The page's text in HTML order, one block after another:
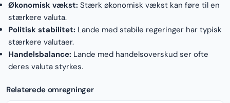
Økonomisk vækst: Stærk økonomisk vækst kan føre til en
stærkere valuta.
Politisk stabilitet: Lande med stabile regeringer har typisk
stærkere valutaer.
Handelsbalance: Lande med handelsoverskud ser ofte
deres valuta styrkes.
Relaterede omregninger